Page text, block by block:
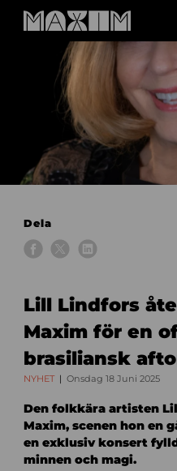
Dela
Lill Lindfors
Maxim för en
brasiliansk
NYHET Onsdag 18 Juni 2025
Den folkkära artisten
Maxim, scenen hon en
en exklusiv konsert
minnen och magi.